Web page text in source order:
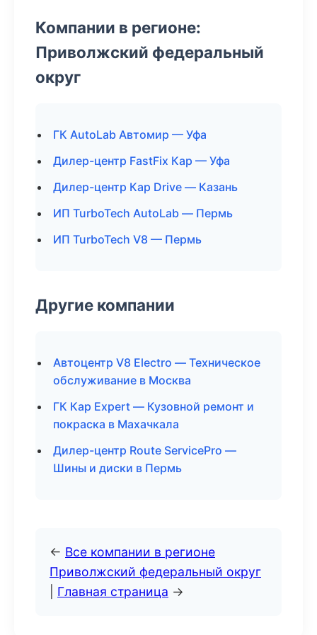
Компании в регионе:
Приволжский федеральный
округ
ГК AutoLab Автомир — Уфа
Дилер-центр FastFix Кар — Уфа
Дилер-центр Кар Drive — Казань
ИП TurboTech AutoLab — Пермь
ИП TurboTech V8 — Пермь
Другие компании
Автоцентр V8 Electro — Техническое
обслуживание в Москва
ГК Кар Expert — Кузовной ремонт и
покраска в Махачкала
Дилер-центр Route ServicePro —
Шины и диски в Пермь
← Все компании в регионе
Приволжский федеральный округ
Главная страница →